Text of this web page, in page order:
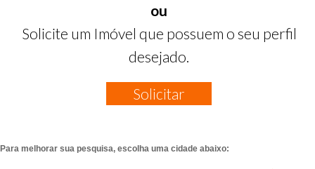
ou
Solicite um Imóvel que possuem o seu perfil
desejado.
Solicitar
Para melhorar sua pesquisa, escolha uma cidade abaixo: